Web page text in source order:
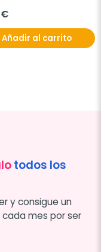
€
Añadir al carrito
todos los
y consigue un
mes por ser